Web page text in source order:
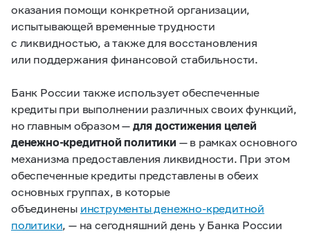
оказания помощи конкретной организации,
испытывающей временные трудности
с ликвидностью, а также для восстановления
или поддержания финансовой стабильности.
Банк России также использует обеспеченные
кредиты при выполнении различных своих функций,
но главным образом — для достижения целей
денежно-кредитной политики — в рамках основного
механизма предоставления ликвидности. При этом
обеспеченные кредиты представлены в обеих
основных группах, в которые
объединены инструменты денежно-кредитной
политики, — на сегодняшний день у Банка России